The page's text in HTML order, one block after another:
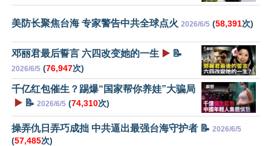
美防长聚焦台海 专家警告中共全球点火 2026/6/5 (58,391次)
邓丽君最后誓言 六四改变她的一生 ▶️ 📝
2026/6/5 (76,947次)
千亿红包催生？踢爆“国家帮你养娃”大骗局
▶️ 📝 2026/6/5 (74,310次)
操弄仇日弄巧成拙 中共逼出最强台海守护者 📝 2026/6/5
(57,485次)